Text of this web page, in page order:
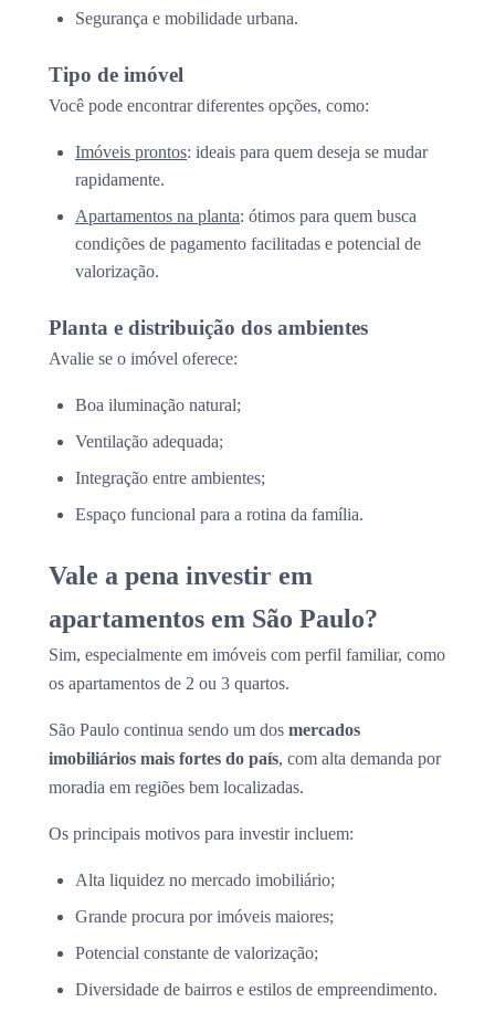
Segurança e mobilidade urbana.
Tipo de imóvel
Você pode encontrar diferentes opções, como:
Imóveis prontos: ideais para quem deseja se mudar
rapidamente.
Apartamentos na planta: ótimos para quem busca
condições de pagamento facilitadas e potencial de
valorização.
Planta e distribuição dos ambientes
Avalie se o imóvel oferece:
Boa iluminação natural;
Ventilação adequada;
Integração entre ambientes;
Espaço funcional para a rotina da família.
Vale a pena investir em
apartamentos em São Paulo?
Sim, especialmente em imóveis com perfil familiar, como
os apartamentos de 2 ou 3 quartos.
São Paulo continua sendo um dos mercados
imobiliários mais fortes do país, com alta demanda por
moradia em regiões bem localizadas.
Os principais motivos para investir incluem:
Alta liquidez no mercado imobiliário;
Grande procura por imóveis maiores;
Potencial constante de valorização;
Diversidade de bairros e estilos de empreendimento.